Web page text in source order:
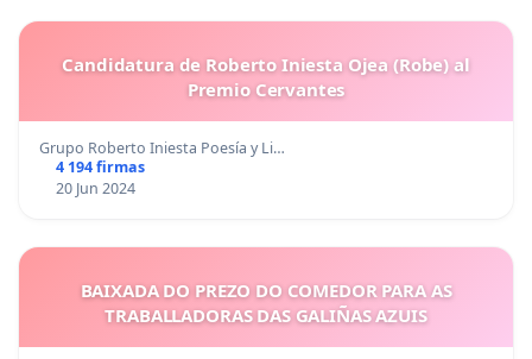
Candidatura de Roberto Iniesta Ojea (Robe) al
Premio Cervantes
Grupo Roberto Iniesta Poesía y Li…
4 194 firmas
20 Jun 2024
BAIXADA DO PREZO DO COMEDOR PARA AS
TRABALLADORAS DAS GALIÑAS AZUIS